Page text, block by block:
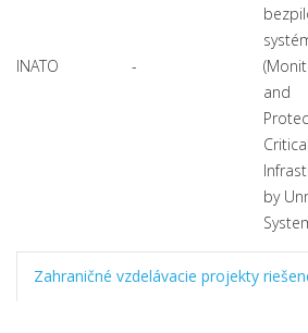
INATO -
and
Critical
by
Zahraničné vzdelávacie projekty